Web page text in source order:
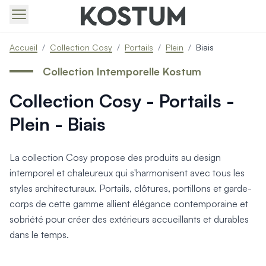
Produits > Portails > Portails contemporains
Produits > Portails > Portails traditionnels
Produits > Portails > Portails architectes
Produits > Portails > Portails avec décors
Produits > Portails > Portails économiques
Produits > Portails > Motorisation Portail
Produits > Portillons > Tous nos portillons
Produits > Portillons > Portillons contemporains
Produits > Portillons > Portillons traditionnels
Produits > Portillons > Portillons architectes
Produits > Portillons > Portillons décoratifs
Produits > Portillons > Motorisation Portillon
Produits > Portillons > Ouvertures Spéciales
Accueil / Collection Cosy / Portails / Plein / Biais
Collection Cosy - Portails -
Plein - Biais
Collection Intemporelle Kostum
La collection Cosy propose des produits au design
intemporel et chaleureux qui s'harmonisent avec tous les
styles architecturaux. Portails, clôtures, portillons et garde-
corps de cette gamme allient élégance contemporaine et
sobriété pour créer des extérieurs accueillants et durables
dans le temps.